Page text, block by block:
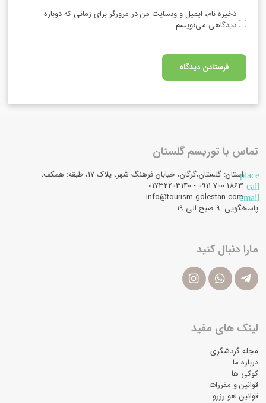
ذخیره نام، ایمیل و وبسایت من در مرورگر برای زمانی که دوباره
دیدگاهی می‌نویسم.
تماس با توریسم گلستان
placeاستان: گلستان،گرگان، خیابان فرهنگ شهر، پلاک 17، طبقه: همکف،
call
email
info@tourism-golestan.com
پاسخگویی: ۹ صبح الی 19
مارا دنبال کنید
لینک های مفید
مجله گردشگری
درباره ما
کوکی ها
قوانین و مقررات
قوانین لغو رزرو